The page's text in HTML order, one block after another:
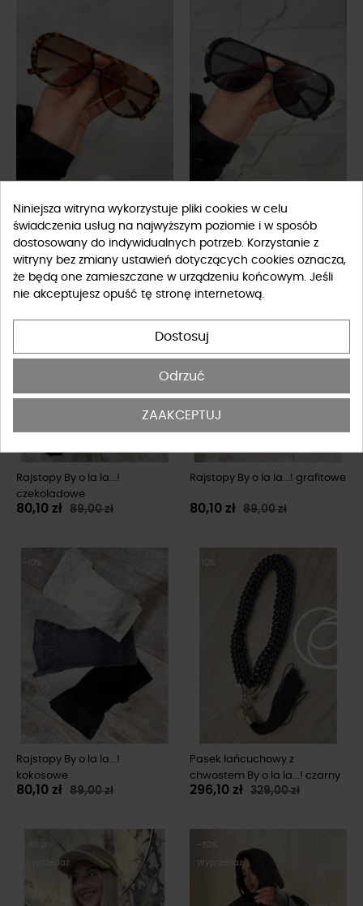
panterkowy wzór
69,00 zł
Riva czarne ze złotem
69,00 zł
-10%
Rajstopy By o la la...!
czekoladowe
80,10 zł 89,00 zł
-10%
Rajstopy By o la la...! grafitowe
80,10 zł 89,00 zł
-10%
Rajstopy By o la la...!
kokosowe
80,10 zł 89,00 zł
-10%
Pasek łańcuchowy z
chwostem By o la la...! czarny
296,10 zł 329,00 zł
Wyprzedaż
-50%
Wyprzedaż
Niniejsza witryna wykorzystuje pliki cookies w celu
świadczenia usług na najwyższym poziomie i w sposób
dostosowany do indywidualnych potrzeb. Korzystanie z
witryny bez zmiany ustawień dotyczących cookies oznacza,
że będą one zamieszczane w urządzeniu końcowym. Jeśli
nie akceptujesz opuść tę stronę internetową.
Dostosuj
Odrzuć
ZAAKCEPTUJ
FILTRUJ